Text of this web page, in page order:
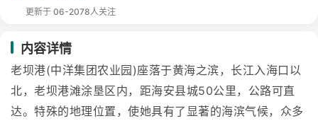
更新于 06-2078人关注
内容详情
老坝港(中洋集团农业园)座落于黄海之滨，长江入海口以
北，老坝港滩涂垦区内，距海安县城50公里，公路可直
达。特殊的地理位置，使她具有了显著的海滨气候，众多